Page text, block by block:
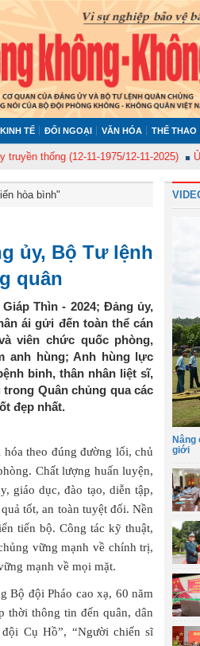
KINH TẾ ĐỐI NGOẠI VĂN HÓA THỂ THAO
thống (12-11-1975/12-11-2025) Ủy
hòa bình"
ủy, Bộ Tư lệnh
quân
Thìn - 2024; Đảng ủy,
ái gửi đến toàn thể cán
viên chức quốc phòng,
anh hùng; Anh hùng lực
binh, thân nhân liệt sĩ,
Quân chủng qua các
đẹp nhất.
theo đúng đường lối, chủ
Chất lượng huấn luyện,
giáo dục, đào tạo, diễn tập,
tốt, an toàn tuyệt đối. Nền
tiến bộ. Công tác kỹ thuật,
vững mạnh về chính trị,
mạnh về mọi mặt.
Bộ đội Pháo cao xạ, 60 năm
thời thông tin đến quân, dân
Cụ Hồ”, “Người chiến sĩ
Nâng
giới